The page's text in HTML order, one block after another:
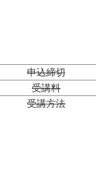
申込締切
受講料
受講方法